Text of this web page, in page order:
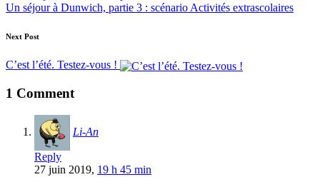
Un séjour à Dunwich, partie 3 : scénario Activités extrascolaires
Next Post
C’est l’été. Testez-vous !
1 Comment
Li-An
Reply
27 juin 2019, 19 h 45 min